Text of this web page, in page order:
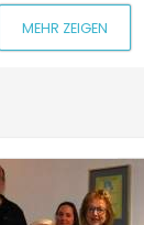
MEHR ZEIGEN